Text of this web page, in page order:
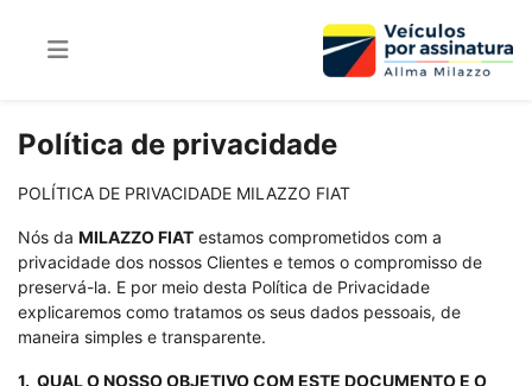
Política de privacidade
POLÍTICA DE PRIVACIDADE MILAZZO FIAT
Nós da MILAZZO FIAT estamos comprometidos com a
privacidade dos nossos Clientes e temos o compromisso de
preservá-la. E por meio desta Política de Privacidade
explicaremos como tratamos os seus dados pessoais, de
maneira simples e transparente.
1. QUAL O NOSSO OBJETIVO COM ESTE DOCUMENTO E O